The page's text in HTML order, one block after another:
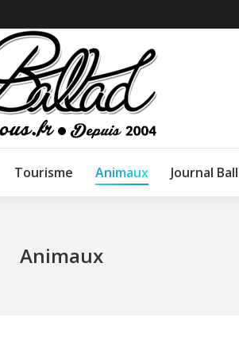
Tourisme Animaux Journal
Animaux